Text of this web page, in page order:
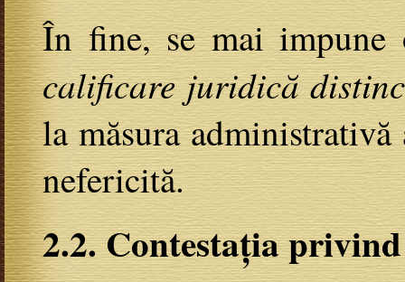
În fine, se mai impune
calificare juridică
la măsura
nefericită.
2.2. Contestațiaprivind